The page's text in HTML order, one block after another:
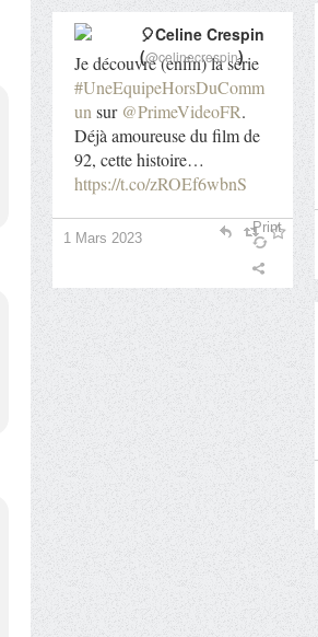
Je découvre (enfin) la série
#UneEquipeHorsDuComm
un sur @PrimeVideoFR.
Déjà amoureuse du film de
92, cette histoire…
https://t.co/zROEf6wbnS
🎈Celine Crespin
(@celinecrespin)
1 Mars 2023
Print